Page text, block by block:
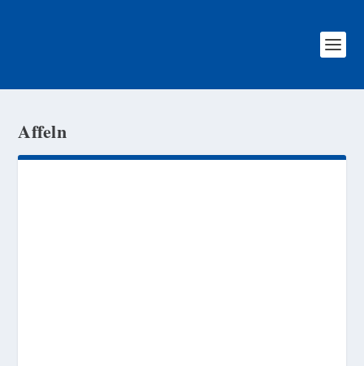
Affeln